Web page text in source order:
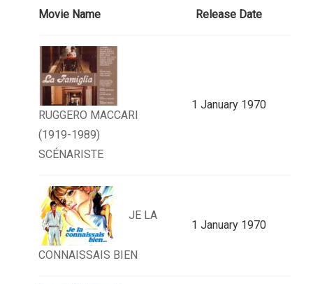
Movie Name Release Date
RUGGERO MACCARI
(1919-1989)
SCÉNARISTE
1 January 1970
JE LA
CONNAISSAIS BIEN
1 January 1970